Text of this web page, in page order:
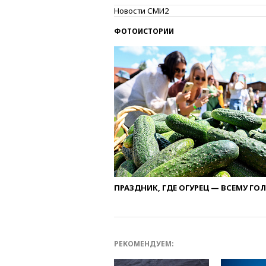
Новости СМИ2
ФОТОИСТОРИИ
ПРАЗДНИК, ГДЕ ОГУРЕЦ — ВСЕМУ
РЕКОМЕНДУЕМ: